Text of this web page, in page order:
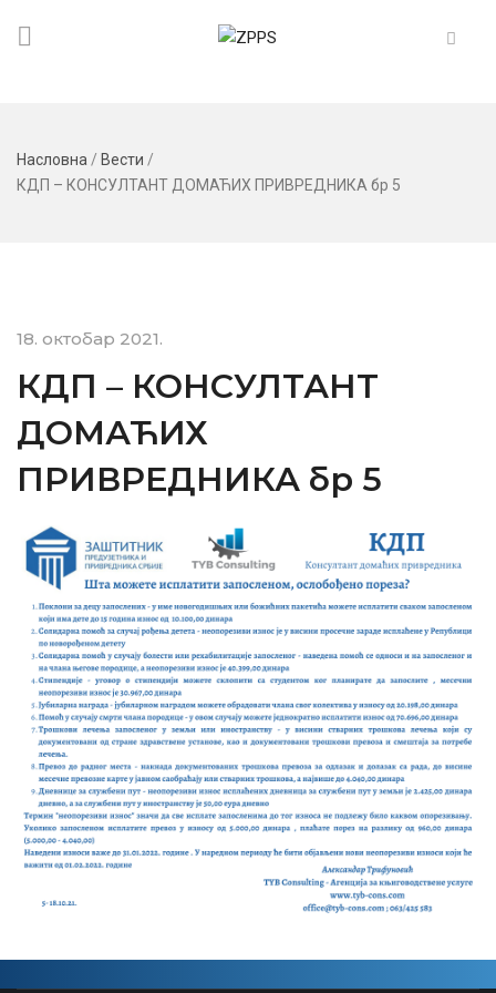
Насловна / Вести /
КДП – КОНСУЛТАНТ ДОМАЋИХ ПРИВРЕДНИКА бр 5
18. октобар 2021.
КДП – КОНСУЛТАНТ
ДОМАЋИХ
ПРИВРЕДНИКА бр 5